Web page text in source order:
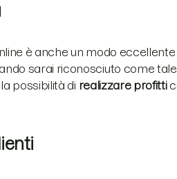
è anche un modo
sarai riconosciuto come
possibilità di realizzare profitti